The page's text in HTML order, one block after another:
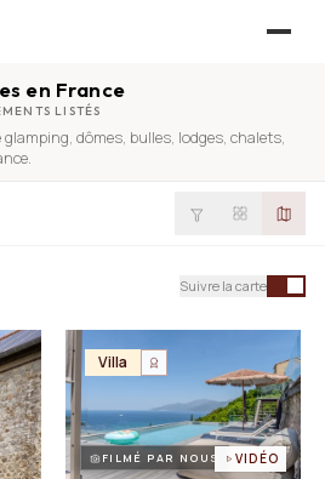
— l’annuaire
vidéo, 0 % commission
pro
en France
LISTÉS
glamping, dômes, bulles, lodges, chalets,
Suivre la carte
Villa
FILMÉ PAR NOUS VIDÉO